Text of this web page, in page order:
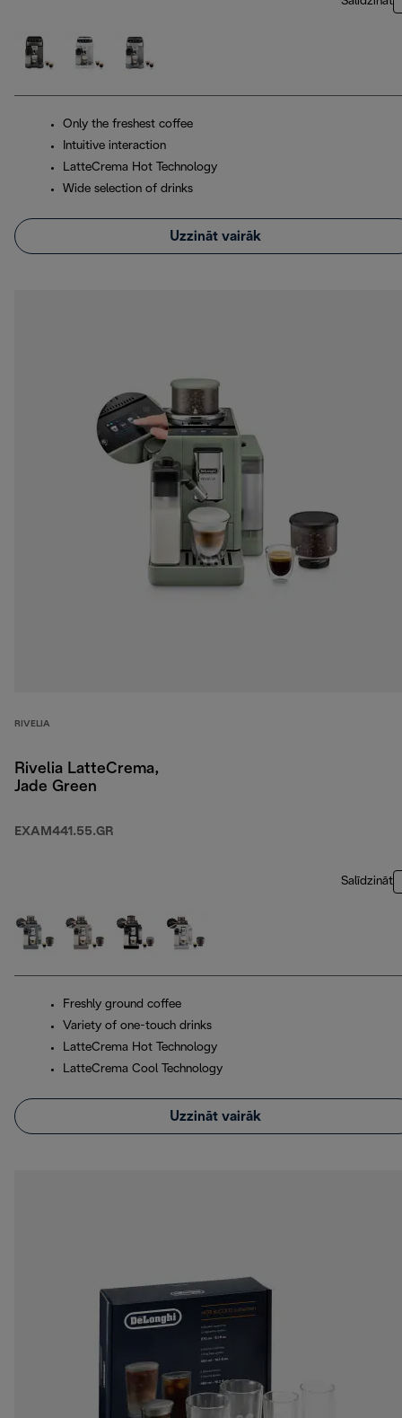
Only the freshest coffee
Intuitive interaction
LatteCrema Hot Technology
Wide selection of drinks
Uzzināt vairāk
RIVELIA
Rivelia LatteCrema,
Jade Green
EXAM441.55.GR
Salīdzināt
Freshly ground coffee
Variety of one-touch drinks
LatteCrema Hot Technology
LatteCrema Cool Technology
Uzzināt vairāk